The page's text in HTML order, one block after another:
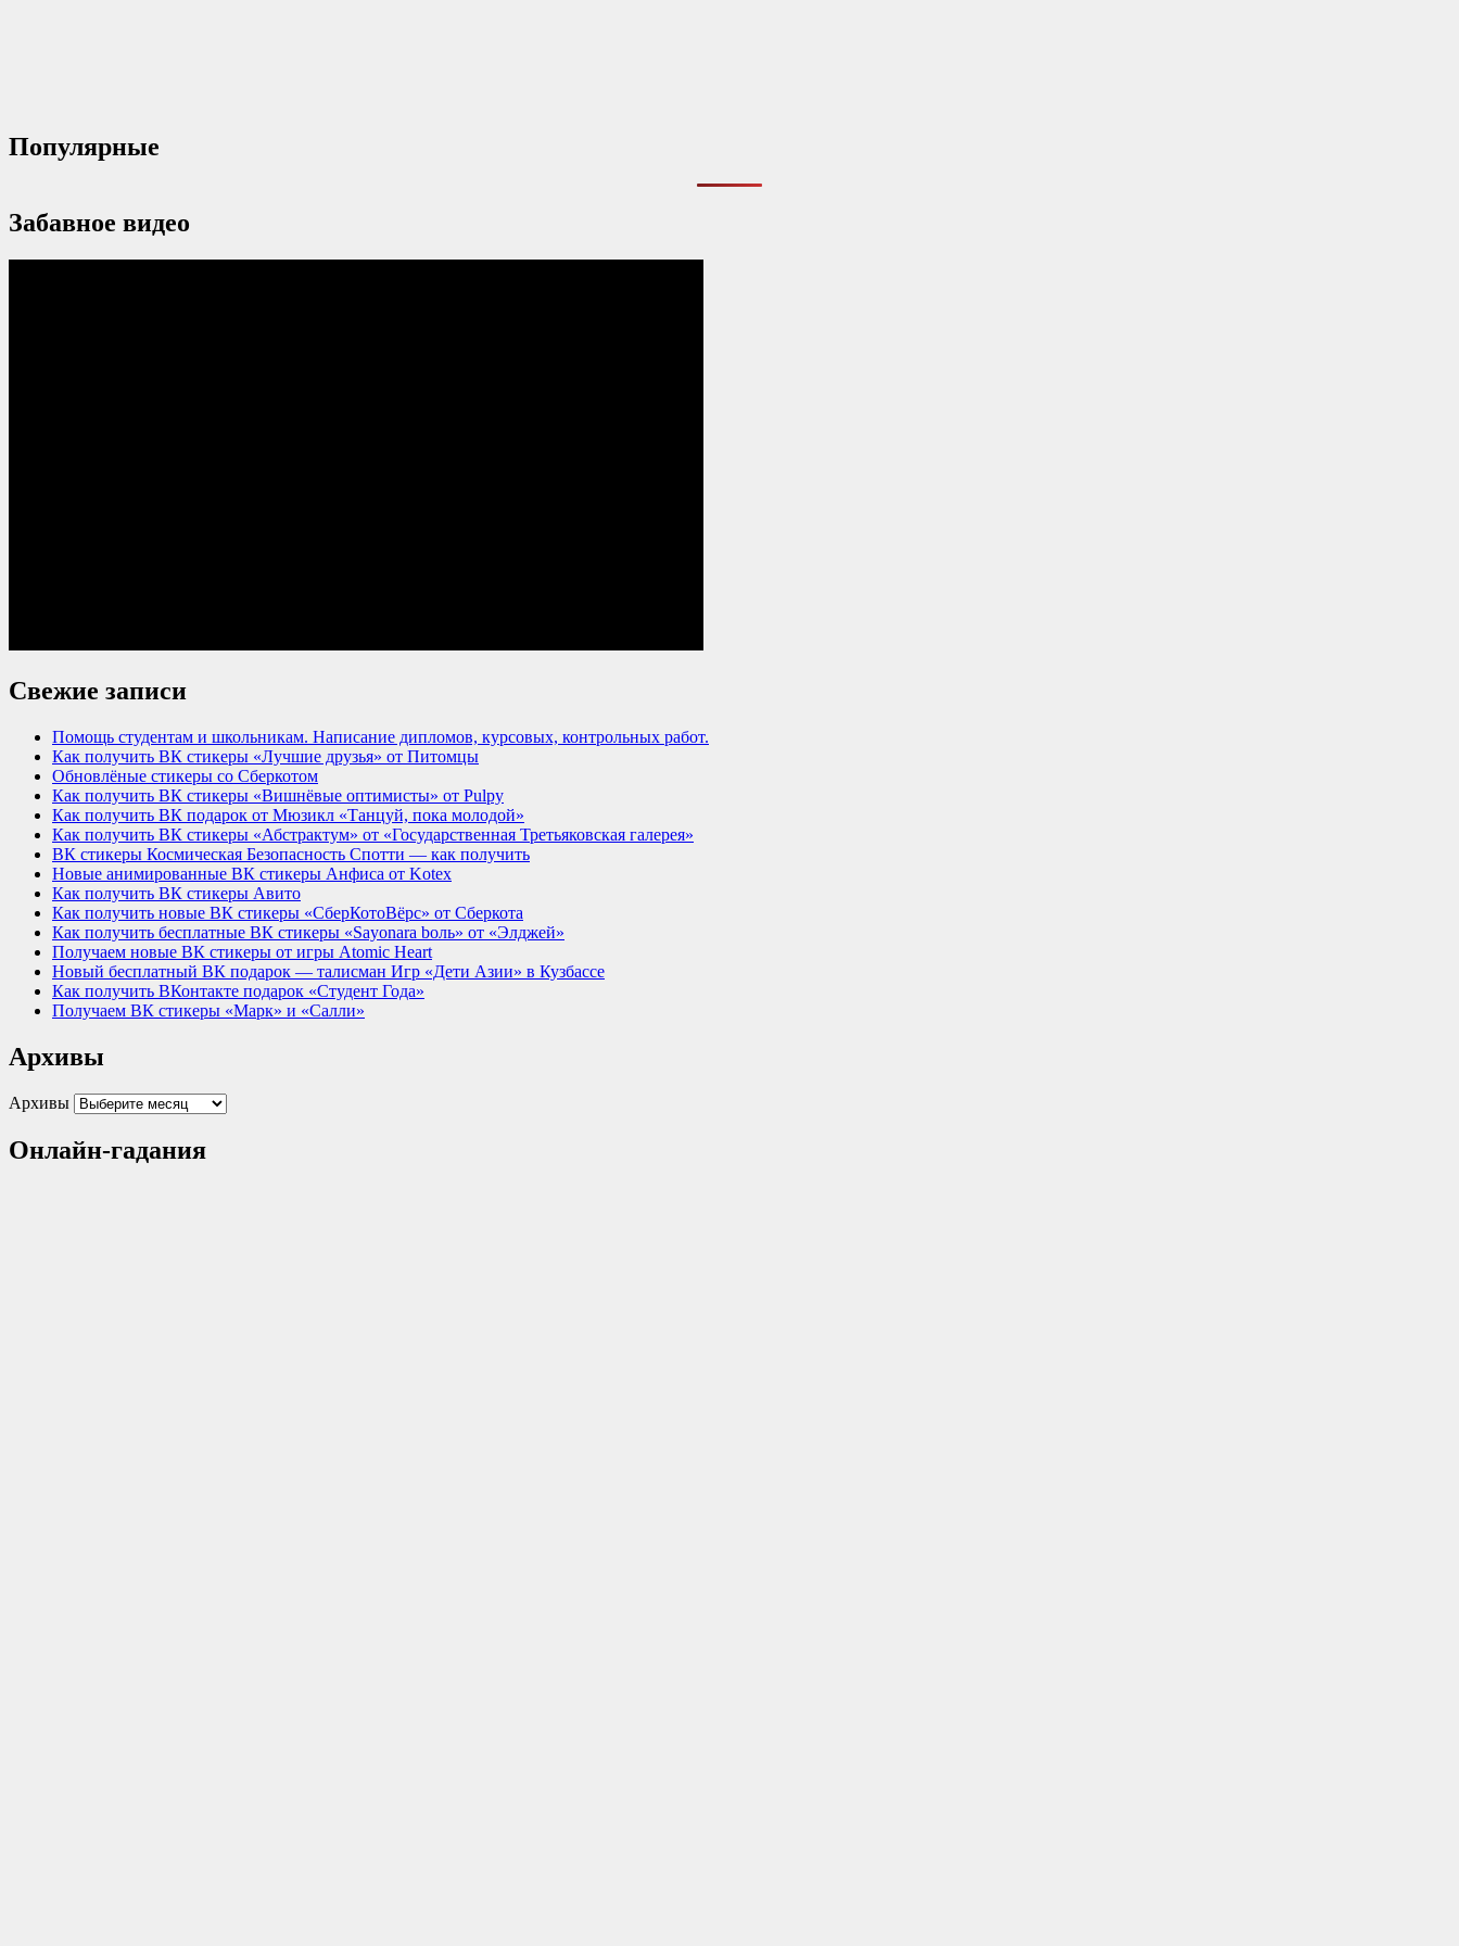
Популярные
Забавное видео
Свежие записи
Помощь студентам и школьникам. Написание дипломов, курсовых, контрольных работ.
Как получить ВК стикеры «Лучшие друзья» от Питомцы
Обновлёные стикеры со Сберкотом
Как получить ВК стикеры «Вишнёвые оптимисты» от Pulpy
Как получить ВК подарок от Мюзикл «Танцуй, пока молодой»
Как получить ВК стикеры «Абстрактум» от «Государственная Третьяковская галерея»
ВК стикеры Космическая Безопасность Спотти — как получить
Новые анимированные ВК стикеры Анфиса от Kotex
Как получить ВК стикеры Авито
Как получить новые ВК стикеры «СберКотоВёрс» от Сберкота
Как получить бесплатные ВК стикеры «Sayonara bоль» от «Элджей»
Получаем новые ВК стикеры от игры Atomic Heart
Новый бесплатный ВК подарок — талисман Игр «Дети Азии» в Кузбассе
Как получить ВКонтакте подарок «Студент Года»
Получаем ВК стикеры «Марк» и «Салли»
Архивы
Архивы
Онлайн-гадания